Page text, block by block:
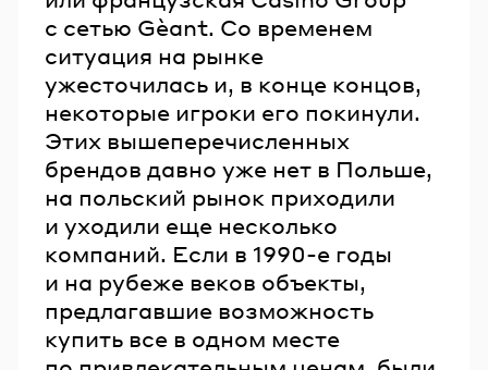
с сетью Gèant. Со временем
ситуация на рынке
ужесточилась и, в конце концов,
некоторые игроки его покинули.
Этих вышеперечисленных
брендов давно уже нет в Польше,
на польский рынок приходили
и уходили еще несколько
компаний. Если в 1990-е годы
и на рубеже веков объекты,
предлагавшие возможность
купить все в одном месте